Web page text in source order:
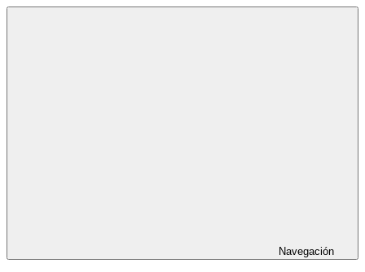
Saltar
Navegación